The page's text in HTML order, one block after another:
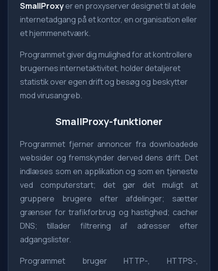
SmallProxyer en proxyserver designet til at dele
internetadgang på et kontor, en organisation eller
et hjemmenetværk.
Programmet giver dig mulighed for at kontrollere
brugernes internetaktivitet, holder detaljeret
statistik over egen drift og besøg og beskytter
mod virusangreb.
SmallProxy-funktioner
Programmet fjerner annoncer fra downloadede
websider og fremskynder derved dens drift. Det
indlæses som en applikation og som en tjeneste
ved computerstart; det gør det muligt at
gruppere brugere efter afdelinger; sætter
grænser for trafikforbrug og hastighed; cacher
DNS; tillader filtrering af adresser efter
adgangslister.
Programmet bruger HTTP-, HTTPS-,